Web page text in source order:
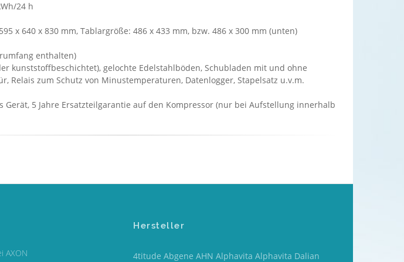
24 h
x 640 x 830 mm, Tablargröße: 486 x 433 mm, bzw. 486 x 300 mm (unten)
enthalten)
kunststoffbeschichtet), gelochte Edelstahlböden, Schubladen mit und ohne
Relais zum Schutz von Minustemperaturen, Datenlogger, Stapelsatz u.v.m.
Gerät, 5 Jahre Ersatzteilgarantie auf den Kompressor (nur bei Aufstellung innerhalb
AXON
Hersteller
4titude Abgene AHN Alphavita Alphavita Dalian